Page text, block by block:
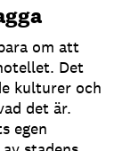
om att
Det
kulturer och
det är.
egen